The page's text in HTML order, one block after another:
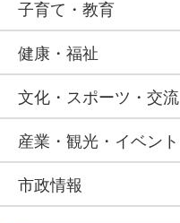
子育て・教育
健康・福祉
文化・スポーツ・交流
産業・観光・イベント
市政情報